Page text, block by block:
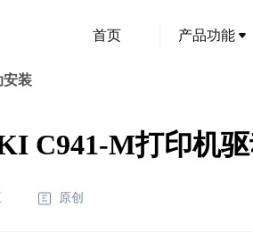
首页 产品功能
安装
C941-M打印机
原创